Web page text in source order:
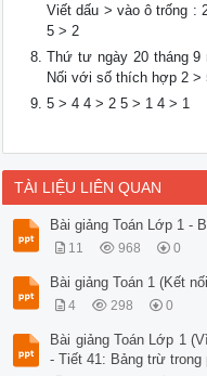
Viết dấu > vào ô trống :
5 > 2
Thứ tư ngày 20 tháng 9
Nối với số thích hợp 2 >
5 > 4 4 > 2 5 > 1 4 > 1
TÀI LIỆU LIÊN QUAN
Bài giảng Toán Lớp 1 -
11 968 0
Bài giảng Toán 1 (Kết
4 298 0
Bài giảng Toán Lớp 1
- Tiết 41: Bảng trừ trong